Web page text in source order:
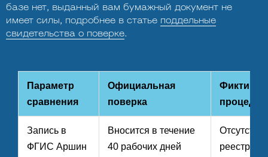
базе нет, выданный вам бумажный документ не
имеет силы, подробнее в статье поддельные
свидетельства о поверке.
Параметр
сравнения
Официальная
поверка
Запись в
ФГИС Аршин
Вносится в течение
40 рабочих дней
реестре